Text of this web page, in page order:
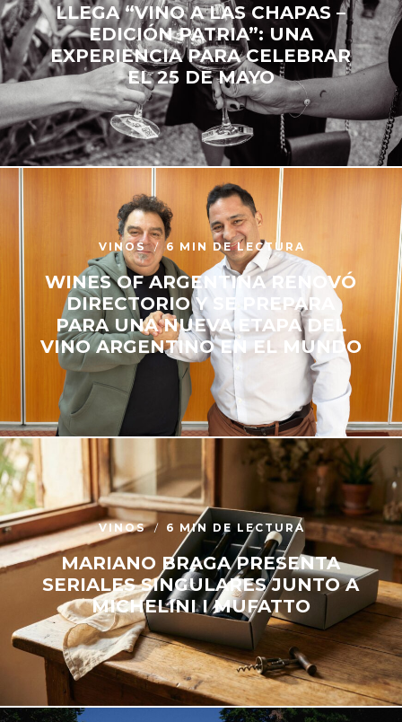
LLEGA “VINO A LAS CHAPAS –
EDICIÓN PATRIA”: UNA
EXPERIENCIA PARA CELEBRAR
EL 25 DE MAYO
VINOS 6 MIN DE LECTURA
WINES OF ARGENTINA RENOVÓ
DIRECTORIO Y SE PREPARA
PARA UNA NUEVA ETAPA DEL
VINO ARGENTINO EN EL MUNDO
VINOS 6 MIN DE LECTURA
MARIANO BRAGA PRESENTA
SERIALES SINGULARES JUNTO A
MICHELINI I MUFATTO